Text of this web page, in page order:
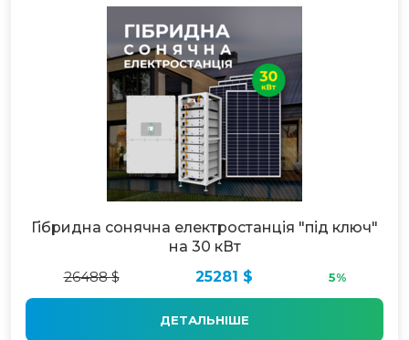
Гібридна сонячна електростанція "під ключ"
на 30 кВт
26488 $
25281 $ 5%
ДЕТАЛЬНІШЕ